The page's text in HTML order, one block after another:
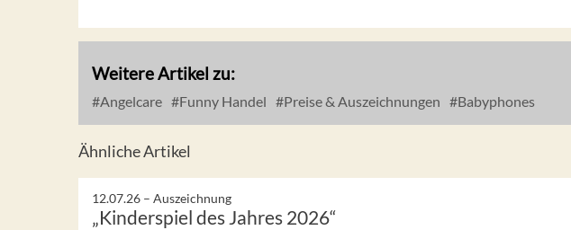
Weitere Artikel zu:
Angelcare Funny Handel Preise & Auszeichnungen Babyphones
Ähnliche Artikel
12.07.26 – Auszeichnung
„Kinderspiel des Jahres 2026“